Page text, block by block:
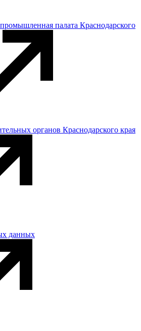
палата Краснодарского
органов Краснодарского края
данных